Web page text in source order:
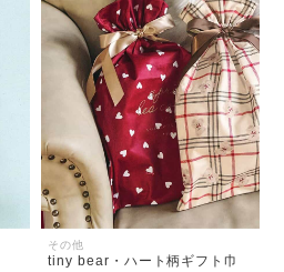
その他
tiny bear・ハート柄ギフト巾